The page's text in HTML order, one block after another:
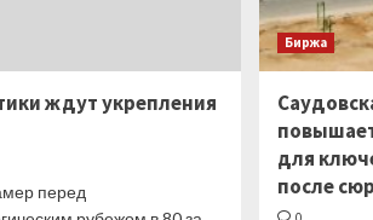
ждут укрепления
перед
Биржа
для
после